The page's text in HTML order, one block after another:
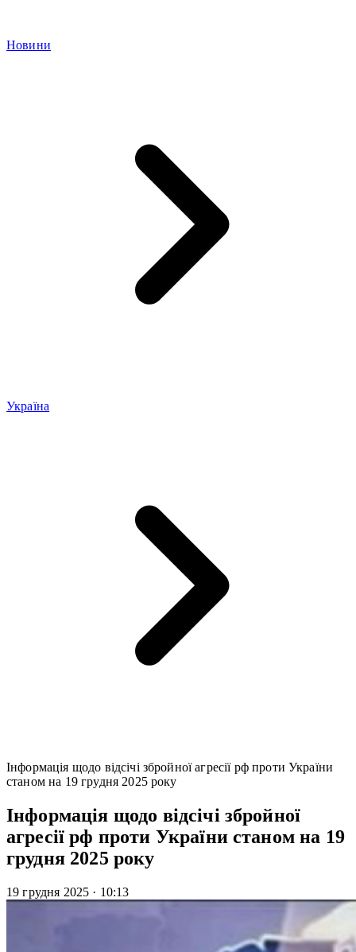
Новини
Україна
Інформація щодо відсічі збройної агресії рф проти України
станом на 19 грудня 2025 року
Інформація щодо відсічі збройної
агресії рф проти України станом на 19
грудня 2025 року
19 грудня 2025 · 10:13